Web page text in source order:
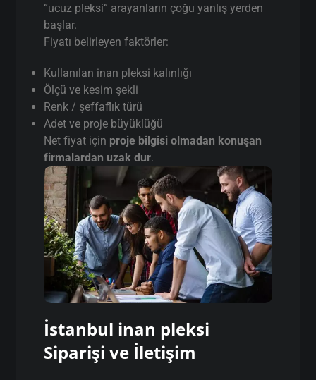
“ucuz pleksi” arayanların çoğu yanlış yerden
başlar.
Fiyatı belirleyen faktörler:
Kullanılan inan pleksi kalınlığı
Ölçü ve kesim şekli
Renk / şeffaflık türü
Adet ve proje büyüklüğü
Net fiyat için proje bilgisi olmadan konuşan
firmalardan uzak dur.
İstanbul inan pleksi
Siparişi ve İletişim